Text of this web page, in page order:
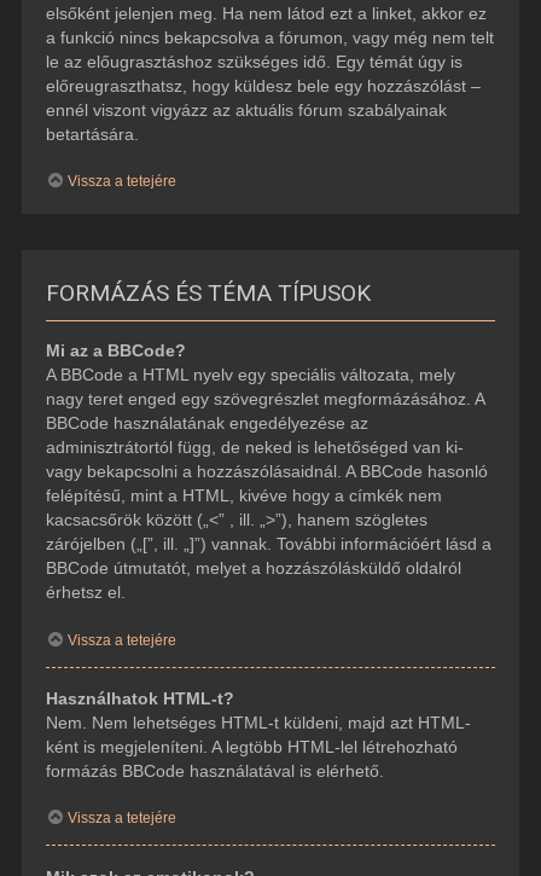
elsőként jelenjen meg. Ha nem látod ezt a linket, akkor ez
a funkció nincs bekapcsolva a fórumon, vagy még nem telt
le az előugrasztáshoz szükséges idő. Egy témát úgy is
előreugraszthatsz, hogy küldesz bele egy hozzászólást –
ennél viszont vigyázz az aktuális fórum szabályainak
betartására.
Vissza a tetejére
FORMÁZÁS ÉS TÉMA TÍPUSOK
Mi az a BBCode?
A BBCode a HTML nyelv egy speciális változata, mely
nagy teret enged egy szövegrészlet megformázásához. A
BBCode használatának engedélyezése az
adminisztrátortól függ, de neked is lehetőséged van ki-
vagy bekapcsolni a hozzászólásaidnál. A BBCode hasonló
felépítésű, mint a HTML, kivéve hogy a címkék nem
kacsacsőrök között („<” , ill. „>”), hanem szögletes
zárójelben („[”, ill. „]”) vannak. További információért lásd a
BBCode útmutatót, melyet a hozzászólásküldő oldalról
érhetsz el.
Vissza a tetejére
Használhatok HTML-t?
Nem. Nem lehetséges HTML-t küldeni, majd azt HTML-
ként is megjeleníteni. A legtöbb HTML-lel létrehozható
formázás BBCode használatával is elérhető.
Vissza a tetejére